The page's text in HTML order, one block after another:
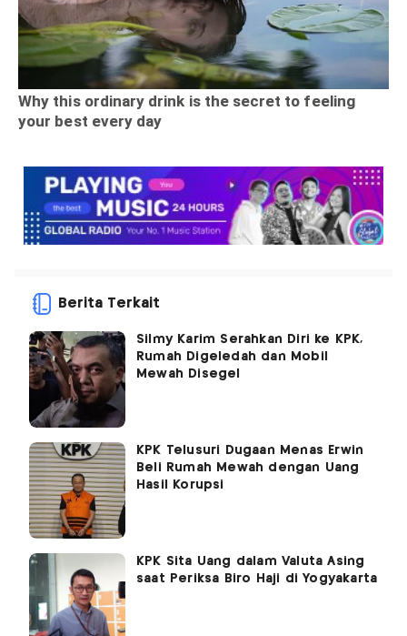
Berita Terkait
Silmy Karim Serahkan Diri ke KPK,
Rumah Digeledah dan Mobil
Mewah Disegel
KPK Telusuri Dugaan Menas Erwin
Beli Rumah Mewah dengan Uang
Hasil Korupsi
KPK Sita Uang dalam Valuta Asing
saat Periksa Biro Haji di Yogyakarta